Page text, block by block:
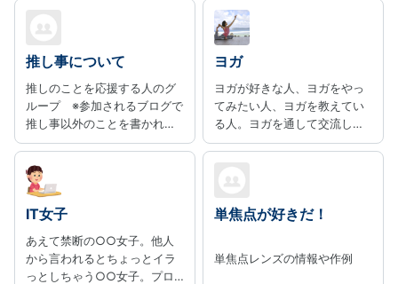
推し事について
推しのことを応援する人のグ
ループ ※参加されるブログで
推し事以外のことを書かれる
場合、当グループに参加する
設定してください※
ヨガ
ヨガが好きな人、ヨガをやっ
てみたい人、ヨガを教えてい
る人。ヨガを通して交流した
い人が集まるグループです。
IT女子
あえて禁断の○○女子。他人
から言われるとちょっとイラ
っとしちゃう○○女子。プロ
単焦点が好きだ！
単焦点レンズの情報や作例